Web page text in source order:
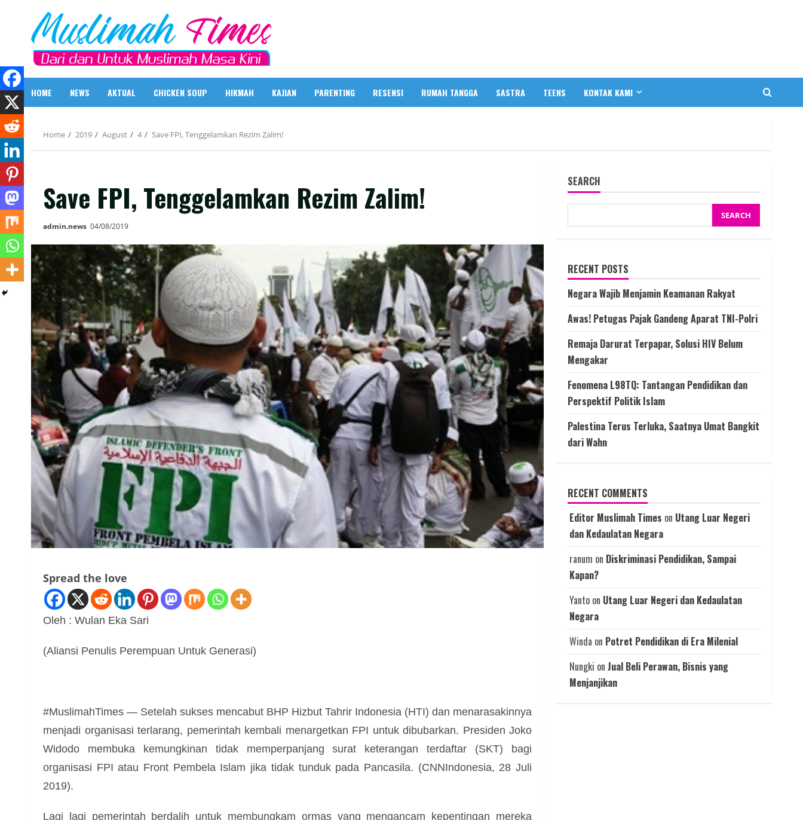
content
HOME NEWS AKTUAL CHICKEN SOUP HIKMAH KAJIAN PARENTING RESENSI RUMAH TANGGA SASTRA TEENS KONTAK KAMI
Home 2019 August 4 Save FPI, Tenggelamkan Rezim Zalim!
Save FPI, Tenggelamkan Rezim Zalim!
admin.news 04/08/2019
Spread the love
Oleh : Wulan Eka Sari
(Aliansi Penulis Perempuan Untuk Generasi)
#MuslimahTimes — Setelah sukses mencabut BHP Hizbut Tahrir Indonesia (HTI) dan menarasakinnya
menjadi organisasi terlarang, pemerintah kembali menargetkan FPI untuk dibubarkan. Presiden Joko
Widodo membuka kemungkinan tidak memperpanjang surat keterangan terdaftar (SKT) bagi
organisasi FPI atau Front Pembela Islam jika tidak tunduk pada Pancasila. (CNNIndonesia, 28 Juli
2019).
Lagi lagi pemerintah berdalih untuk membungkam ormas yang mengancam kepentingan mereka
SEARCH
SEARCH
RECENT POSTS
Negara Wajib Menjamin Keamanan Rakyat
Awas! Petugas Pajak Gandeng Aparat TNI-Polri
Remaja Darurat Terpapar, Solusi HIV Belum
Mengakar
Fenomena L98TQ: Tantangan Pendidikan dan
Perspektif Politik Islam
Palestina Terus Terluka, Saatnya Umat Bangkit
dari Wahn
RECENT COMMENTS
Editor Muslimah Times on Utang Luar Negeri
dan Kedaulatan Negara
ranum on Diskriminasi Pendidikan, Sampai
Kapan?
Yanto on Utang Luar Negeri dan Kedaulatan
Negara
Winda on Potret Pendidikan di Era Milenial
Nungki on Jual Beli Perawan, Bisnis yang
Menjanjikan